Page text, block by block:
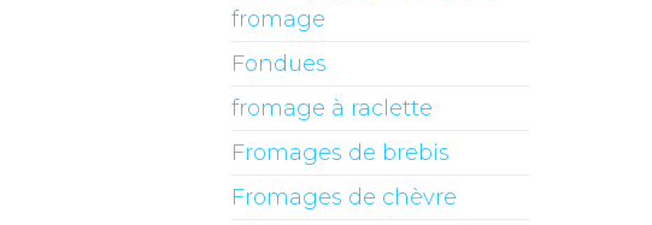
fromage
Fondues
fromage à raclette
Fromages de brebis
Fromages de chèvre